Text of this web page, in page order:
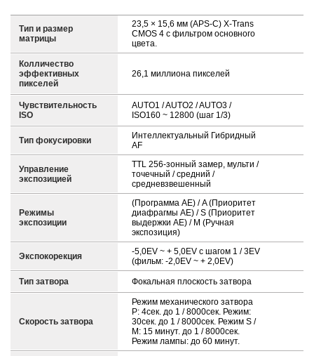
Тип и размер
матрицы
23,5 × 15,6 мм (APS-C) X-Trans
CMOS 4 с фильтром основного
цвета.
Колличество
эффективных
пикселей
26,1 миллиона пикселей
Чувствительность
ISO
AUTO1 / AUTO2 / AUTO3 /
ISO160 ~ 12800 (шаг 1/3)
Тип фокусировки
Интеллектуальный Гибридный
AF
Управление
экспозицией
TTL 256-зонный замер, мульти /
точечный / средний /
средневзвешенный
Режимы
экспозиции
(Программа AE) / A (Приоритет
диафрагмы AE) / S (Приоритет
выдержки AE) / M (Ручная
экспозиция)
Экспокорекция
-5,0EV ~ + 5,0EV с шагом 1 / 3EV
(фильм: -2,0EV ~ + 2,0EV)
Тип затвора Фокальная плоскость затвора
Скорость затвора
Режим механического затвора
P: 4сек. до 1 / 8000сек. Режим:
30сек. до 1 / 8000сек. Режим S /
M: 15 минут. до 1 / 8000сек.
Режим лампы: до 60 минут.